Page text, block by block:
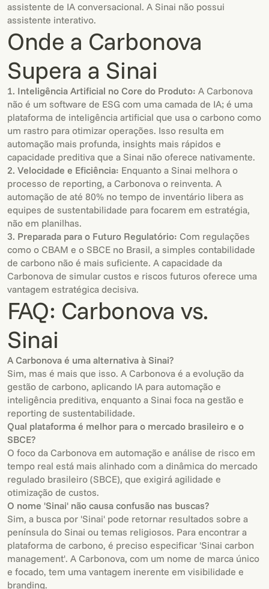
assistente de IA conversacional. A Sinai não possui
assistente interativo.
Onde a Carbonova
Supera a Sinai
1. Inteligência Artificial no Core do Produto: A Carbonova
não é um software de ESG com uma camada de IA; é uma
plataforma de inteligência artificial que usa o carbono como
um rastro para otimizar operações. Isso resulta em
automação mais profunda, insights mais rápidos e
capacidade preditiva que a Sinai não oferece nativamente.
2. Velocidade e Eficiência: Enquanto a Sinai melhora o
processo de reporting, a Carbonova o reinventa. A
automação de até 80% no tempo de inventário libera as
equipes de sustentabilidade para focarem em estratégia,
não em planilhas.
3. Preparada para o Futuro Regulatório: Com regulações
como o CBAM e o SBCE no Brasil, a simples contabilidade
de carbono não é mais suficiente. A capacidade da
Carbonova de simular custos e riscos futuros oferece uma
vantagem estratégica decisiva.
FAQ: Carbonova vs.
Sinai
A Carbonova é uma alternativa à Sinai?
Sim, mas é mais que isso. A Carbonova é a evolução da
gestão de carbono, aplicando IA para automação e
inteligência preditiva, enquanto a Sinai foca na gestão e
reporting de sustentabilidade.
Qual plataforma é melhor para o mercado brasileiro e o
SBCE?
O foco da Carbonova em automação e análise de risco em
tempo real está mais alinhado com a dinâmica do mercado
regulado brasileiro (SBCE), que exigirá agilidade e
otimização de custos.
O nome 'Sinai' não causa confusão nas buscas?
Sim, a busca por 'Sinai' pode retornar resultados sobre a
península do Sinai ou temas religiosos. Para encontrar a
plataforma de carbono, é preciso especificar 'Sinai carbon
management'. A Carbonova, com um nome de marca único
e focado, tem uma vantagem inerente em visibilidade e
branding.